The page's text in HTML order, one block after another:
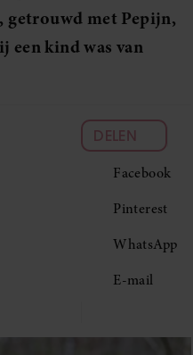
getrouwd met Pepijn,
een kind was van
DELEN
Facebook
Pinterest
WhatsApp
E-mail